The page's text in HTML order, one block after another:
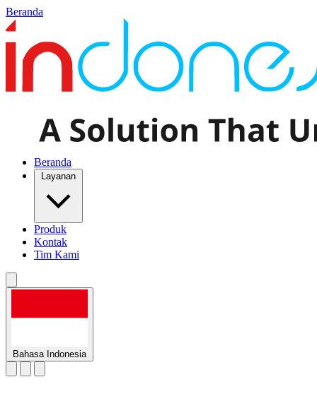
Beranda
Beranda
Produk
Kontak
Tim Kami
Bahasa Indonesia